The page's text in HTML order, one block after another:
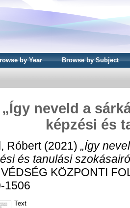
by Year Browse by Subject
„Így neveld a
képzési és
Róbert(2021) „Így
és tanulási
KÖZPONTI
1506
Text